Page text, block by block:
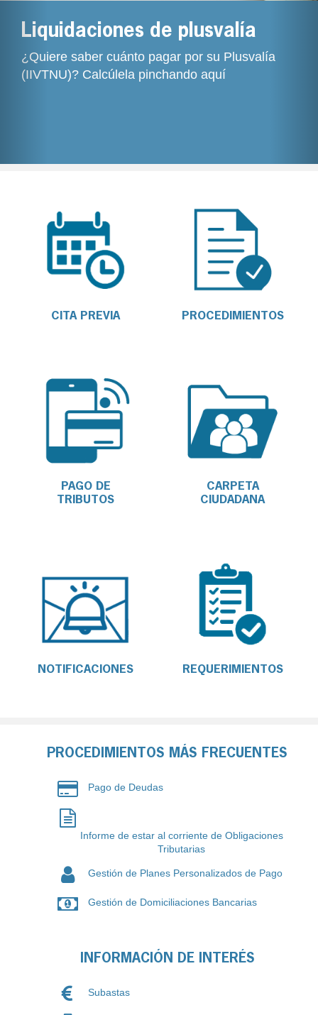
Liquidaciones de plusvalía
¿Quiere saber cuánto pagar por su Plusvalía
(IIVTNU)? Calcúlela pinchando aquí
CITA PREVIA PROCEDIMIENTOS
PAGO DE
TRIBUTOS
CARPETA
CIUDADANA
NOTIFICACIONES REQUERIMIENTOS
PROCEDIMIENTOS MÁS FRECUENTES
Pago de Deudas
Informe de estar al corriente de Obligaciones
Tributarias
Gestión de Planes Personalizados de Pago
Gestión de Domiciliaciones Bancarias
INFORMACIÓN DE INTERÉS
Subastas